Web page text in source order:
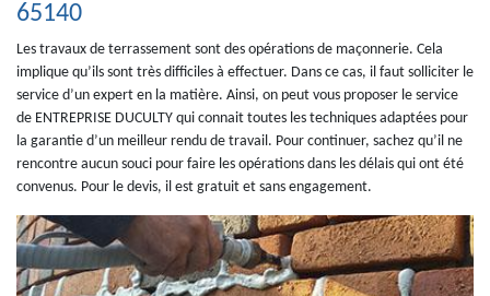
65140
Les travaux de terrassement sont des opérations de maçonnerie. Cela
implique qu’ils sont très difficiles à effectuer. Dans ce cas, il faut solliciter le
service d’un expert en la matière. Ainsi, on peut vous proposer le service
de ENTREPRISE DUCULTY qui connait toutes les techniques adaptées pour
la garantie d’un meilleur rendu de travail. Pour continuer, sachez qu’il ne
rencontre aucun souci pour faire les opérations dans les délais qui ont été
convenus. Pour le devis, il est gratuit et sans engagement.